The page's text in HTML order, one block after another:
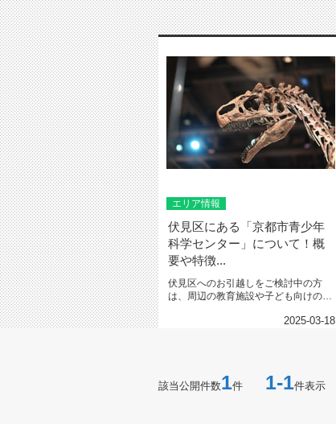
エリア情報
伏見区にある「京都市青少年
科学センター」について！概
要や特徴...
伏見区へのお引越しをご検討中の方
は、周辺の教育施設や子ども向けの施
2025-03-18
該当公開件数1件 1-1件表示